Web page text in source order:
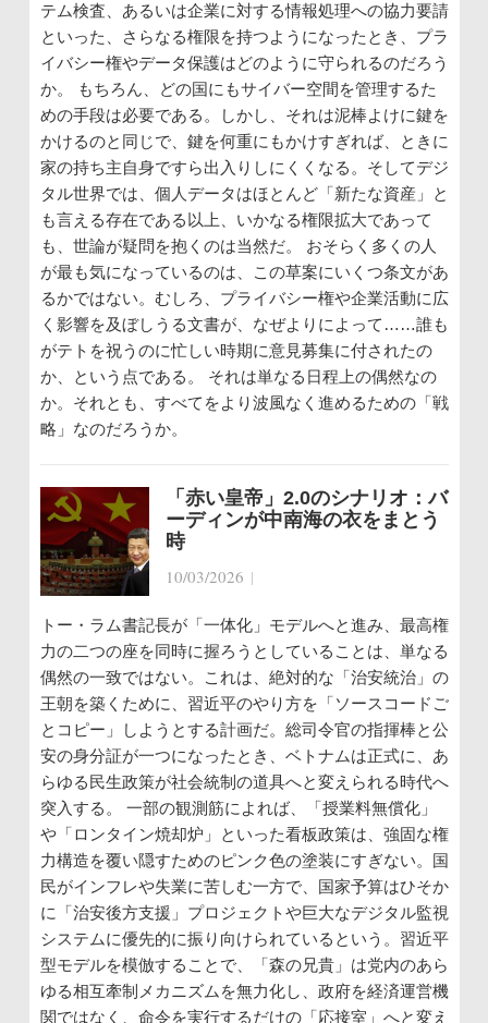
テム検査、あるいは企業に対する情報処理への協力要請
といった、さらなる権限を持つようになったとき、プラ
イバシー権やデータ保護はどのように守られるのだろう
か。 もちろん、どの国にもサイバー空間を管理するた
めの手段は必要である。しかし、それは泥棒よけに鍵を
かけるのと同じで、鍵を何重にもかけすぎれば、ときに
家の持ち主自身ですら出入りしにくくなる。そしてデジ
タル世界では、個人データはほとんど「新たな資産」と
も言える存在である以上、いかなる権限拡大であって
も、世論が疑問を抱くのは当然だ。 おそらく多くの人
が最も気になっているのは、この草案にいくつ条文があ
るかではない。むしろ、プライバシー権や企業活動に広
く影響を及ぼしうる文書が、なぜよりによって……誰も
がテトを祝うのに忙しい時期に意見募集に付されたの
か、という点である。 それは単なる日程上の偶然なの
か。それとも、すべてをより波風なく進めるための「戦
略」なのだろうか。
「赤い皇帝」2.0のシナリオ：バ
ーディンが中南海の衣をまとう
時
10/03/2026 |
トー・ラム書記長が「一体化」モデルへと進み、最高権
力の二つの座を同時に握ろうとしていることは、単なる
偶然の一致ではない。これは、絶対的な「治安統治」の
王朝を築くために、習近平のやり方を「ソースコードご
とコピー」しようとする計画だ。総司令官の指揮棒と公
安の身分証が一つになったとき、ベトナムは正式に、あ
らゆる民生政策が社会統制の道具へと変えられる時代へ
突入する。 一部の観測筋によれば、「授業料無償化」
や「ロンタイン焼却炉」といった看板政策は、強固な権
力構造を覆い隠すためのピンク色の塗装にすぎない。国
民がインフレや失業に苦しむ一方で、国家予算はひそか
に「治安後方支援」プロジェクトや巨大なデジタル監視
システムに優先的に振り向けられているという。習近平
型モデルを模倣することで、「森の兄貴」は党内のあら
ゆる相互牽制メカニズムを無力化し、政府を経済運営機
関ではなく、命令を実行するだけの「応接室」へと変え